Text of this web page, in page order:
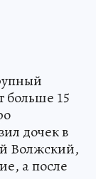
больше 15
дочек в
Волжский,
а после